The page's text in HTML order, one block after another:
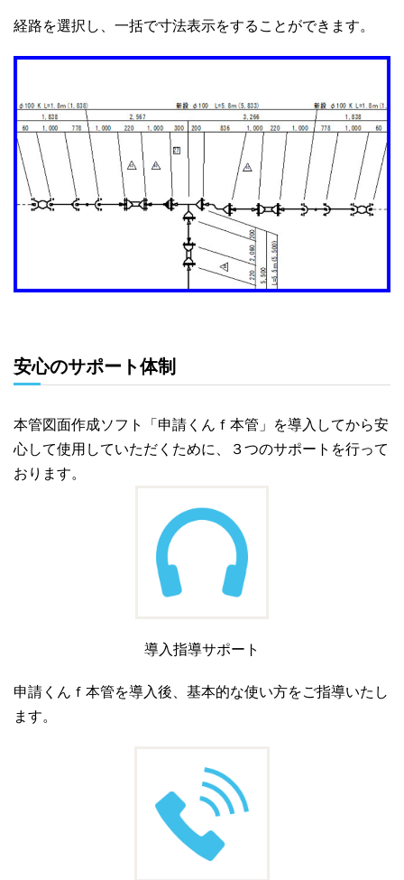
経路を選択し、一括で寸法表示をすることができます。
安心のサポート体制
本管図面作成ソフト「申請くんｆ本管」を導入してから安
心して使用していただくために、３つのサポートを行って
おります。
導入指導サポート
申請くんｆ本管を導入後、基本的な使い方をご指導いたし
ます。